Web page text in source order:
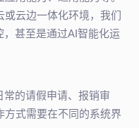
云边一体化环境，我们
甚至是通过AI智能化运
常的请假申请、报销审
式需要在不同的系统界